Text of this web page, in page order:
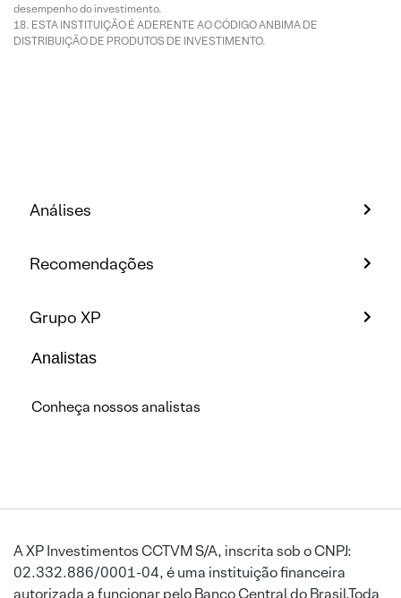
desempenho do investimento.
ESTA INSTITUIÇÃO É ADERENTE AO CÓDIGO ANBIMA DE
DISTRIBUIÇÃO DE PRODUTOS DE INVESTIMENTO.
Análises
Recomendações
Grupo XP
Analistas
Conheça nossos analistas
A XP Investimentos CCTVM S/A, inscrita sob o CNPJ:
02.332.886/0001-04, é uma instituição financeira
autorizada a funcionar pelo Banco Central do Brasil.Toda